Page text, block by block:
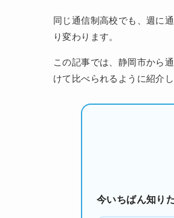
同じ通信制高校でも、週に
り変わります。
この記事では、静岡市から
けて比べられるように紹介し
今いちばん知り